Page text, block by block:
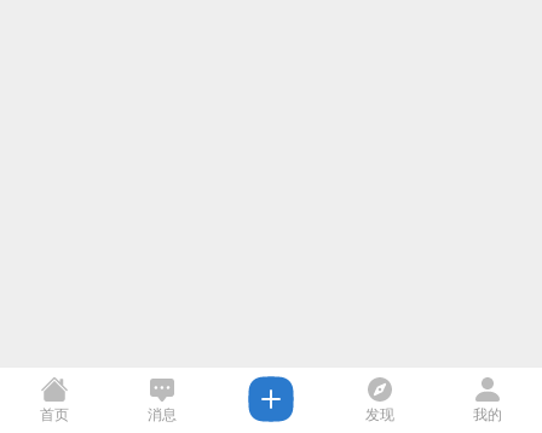
首页 消息 发现 我的